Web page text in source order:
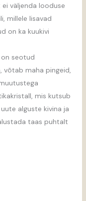
väljenda looduse
millele lisavad
on ka kuukivi
on seotud
võtab maha pingeid,
mis kutsub
alguste kivina ja
taas puhtalt